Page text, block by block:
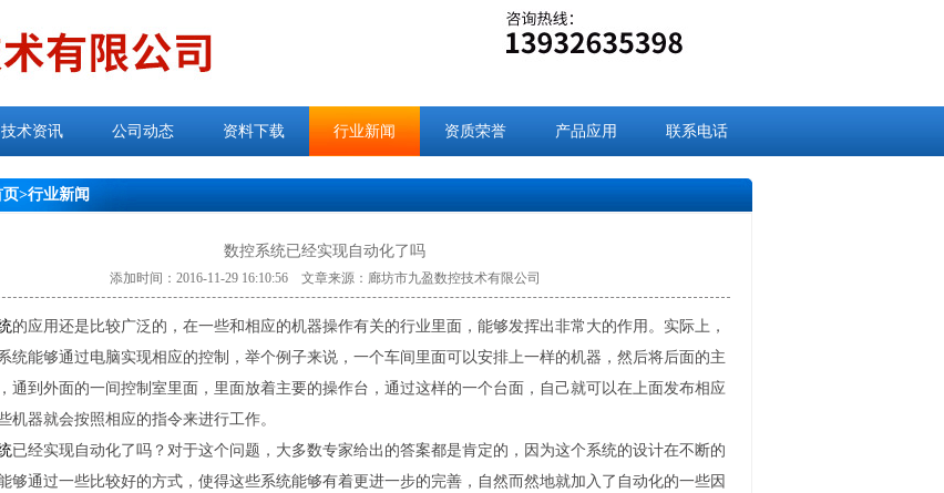
技术资讯 公司动态 资料下载 行业新闻 资质荣誉 产品应用 联系电话
页>行业新闻
数控系统已经实现自动化了吗
添加时间：2016-11-29 16:10:56 文章来源：廊坊市九盈数控技术有限公司
的应用还是比较广泛的，在一些和相应的机器操作有关的行业里面，能够发挥出非常大的作用。实际上，
统能够通过电脑实现相应的控制，举个例子来说，一个车间里面可以安排上一样的机器，然后将后面的主
通到外面的一间控制室里面，里面放着主要的操作台，通过这样的一个台面，自己就可以在上面发布相应
机器就会按照相应的指令来进行工作。
已经实现自动化了吗？对于这个问题，大多数专家给出的答案都是肯定的，因为这个系统的设计在不断的
够通过一些比较好的方式，使得这些系统能够有着更进一步的完善，自然而然地就加入了自动化的一些因